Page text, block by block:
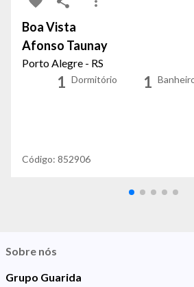
Boa Vista
Afonso Taunay
Porto Alegre - RS
1 Dormitório 1
Código: 852906
Sobre nós
Grupo Guarida